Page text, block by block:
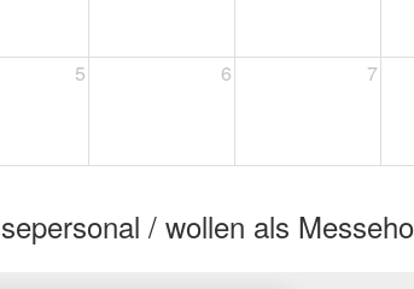
5 6 7
/ wollen als